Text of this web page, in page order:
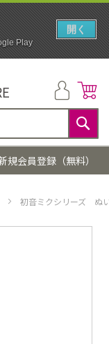
検
索
規会員登録（無料）
初音ミクシリーズ ぬ
Play
開く